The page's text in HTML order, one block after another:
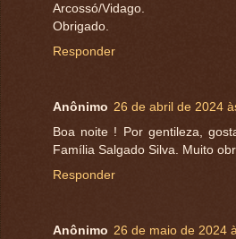
Arcossó/Vidago.
Obrigado.
Responder
Anônimo 26 de abril de 2024
Boa noite ! Por gentileza,
Família Salgado Silva. Muito
Responder
Anônimo 26 de maio de 2024